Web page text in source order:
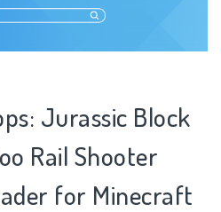
Jurassic Block
Rail Shooter
for Minecraft